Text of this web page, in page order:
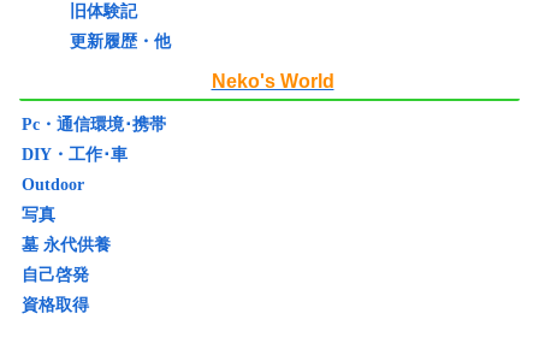
旧体験記
更新履歴・他
Neko's World
Pc・通信環境･携帯
DIY・工作･車
Outdoor
写真
墓 永代供養
自己啓発
資格取得